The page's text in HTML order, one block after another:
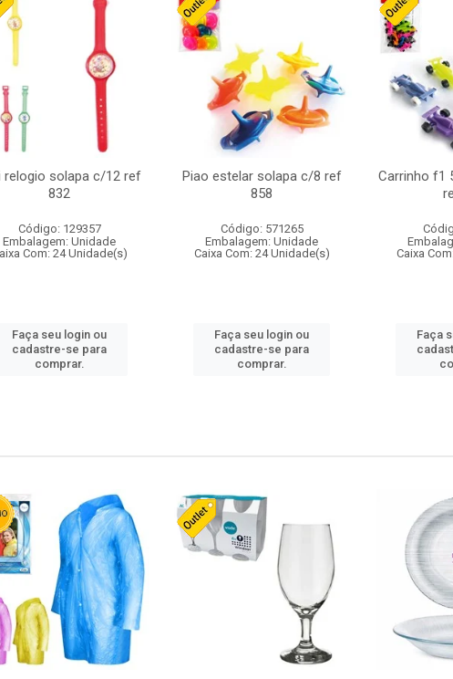
relogio solapa c/12 ref
832
Código: 129357
Embalagem: Unidade
Com: 24 Unidade(s)
Faça seu login ou
cadastre-se para
comprar.
Piao estelar solapa c/8 ref
858
Código: 571265
Embalagem: Unidade
Caixa Com: 24 Unidade(s)
Faça seu login ou
cadastre-se para
comprar.
Carrinho f1
Caixa
Faça